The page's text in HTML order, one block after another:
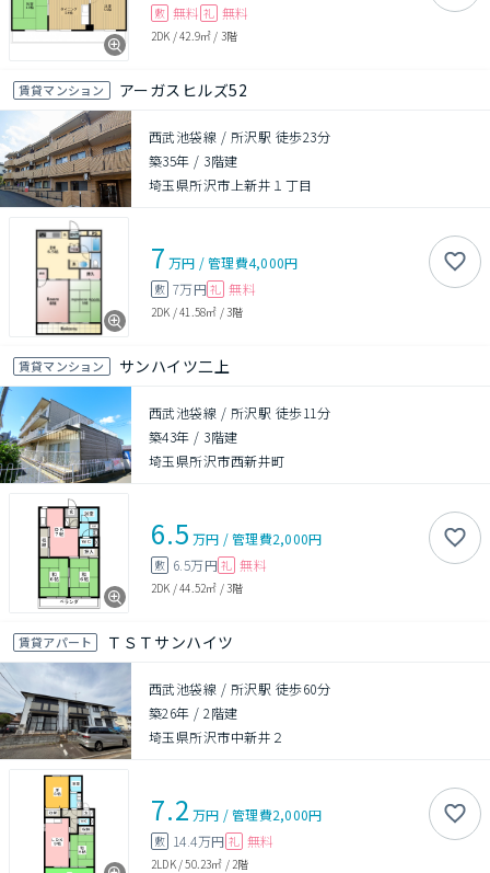
敷 無料 礼 無料
2DK /42.9㎡ / 3階
賃貸マンション アーガスヒルズ52
西武池袋線 / 所沢駅 徒歩23分
築35年 / 3階建
埼玉県所沢市上新井１丁目
7 万円 /管理費4,000円
敷 7万円 礼 無料
2DK /41.58㎡ /3階
賃貸マンション サンハイツ二上
西武池袋線 / 所沢駅 徒歩11分
築43年 / 3階建
埼玉県所沢市西新井町
6.5 万円 /管理費2,000円
敷 6.5万円 礼 無料
2DK /44.52㎡ /3階
賃貸アパート ＴＳＴサンハイツ
西武池袋線 / 所沢駅 徒歩60分
築26年 /2階建
埼玉県所沢市中新井２
7.2 万円 /管理費2,000円
敷 14.4万円 礼 無料
2LDK/50.23㎡ / 2階